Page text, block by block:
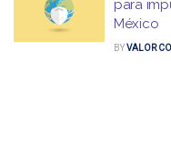
para
México
BYVALOR